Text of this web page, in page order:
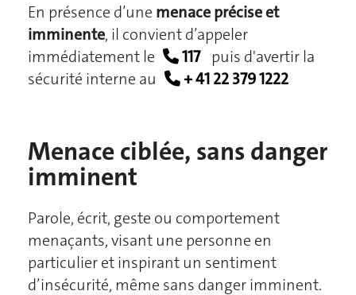
En présence d’une menace précise et
imminente, il convient d’appeler
immédiatement le
117
puis d'avertir la
sécurité interne au
+ 41 22 379 1222
Menace ciblée, sans danger
imminent
Parole, écrit, geste ou comportement
menaçants, visant une personne en
particulier et inspirant un sentiment
d’insécurité, même sans danger imminent.